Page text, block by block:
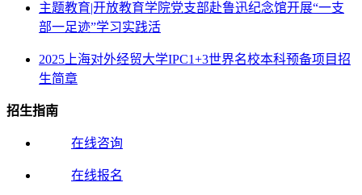
主题教育|开放教育学院党支部赴鲁迅纪念馆开展“一支
部一足迹”学习实践活
2025上海对外经贸大学IPC1+3世界名校本科预备项目招
生简章
招生指南
在线咨询
在线报名